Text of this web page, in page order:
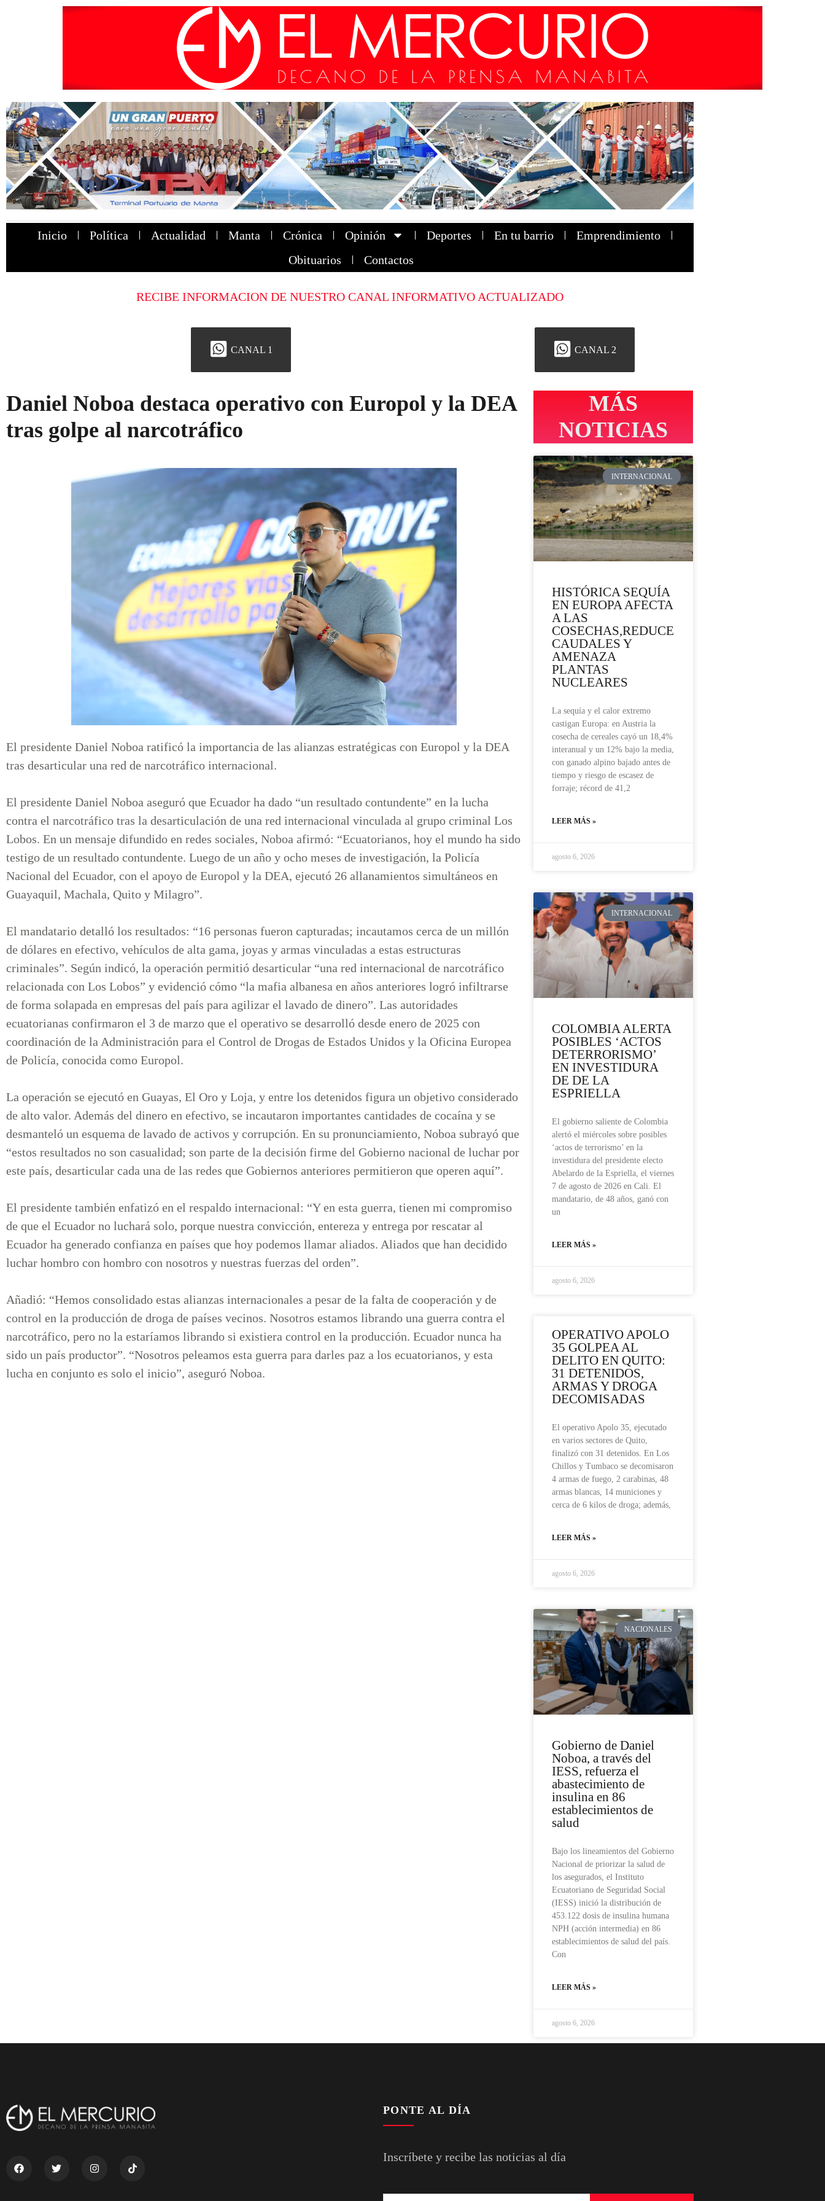
Inicio Política Actualidad Manta Crónica Opinión Deportes En tu barrio
Emprendimiento
Obituarios
Contactos
RECIBE INFORMACION DE NUESTRO CANAL INFORMATIVO ACTUALIZADO
CANAL 1 CANAL 2
Daniel Noboa destaca operativo con Europol y la DEA
tras golpe al narcotráfico
El presidente Daniel Noboa ratificó la importancia de las alianzas estratégicas con Europol y la DEA
tras desarticular una red de narcotráfico internacional.
El presidente Daniel Noboa aseguró que Ecuador ha dado “un resultado contundente” en la lucha
contra el narcotráfico tras la desarticulación de una red internacional vinculada al grupo criminal Los
Lobos. En un mensaje difundido en redes sociales, Noboa afirmó: “Ecuatorianos, hoy el mundo ha sido
testigo de un resultado contundente. Luego de un año y ocho meses de investigación, la Policía
Nacional del Ecuador, con el apoyo de Europol y la DEA, ejecutó 26 allanamientos simultáneos en
Guayaquil, Machala, Quito y Milagro”.
El mandatario detalló los resultados: “16 personas fueron capturadas; incautamos cerca de un millón
de dólares en efectivo, vehículos de alta gama, joyas y armas vinculadas a estas estructuras
criminales”. Según indicó, la operación permitió desarticular “una red internacional de narcotráfico
relacionada con Los Lobos” y evidenció cómo “la mafia albanesa en años anteriores logró infiltrarse
de forma solapada en empresas del país para agilizar el lavado de dinero”. Las autoridades
ecuatorianas confirmaron el 3 de marzo que el operativo se desarrolló desde enero de 2025 con
coordinación de la Administración para el Control de Drogas de Estados Unidos y la Oficina Europea
de Policía, conocida como Europol.
La operación se ejecutó en Guayas, El Oro y Loja, y entre los detenidos figura un objetivo considerado
de alto valor. Además del dinero en efectivo, se incautaron importantes cantidades de cocaína y se
desmanteló un esquema de lavado de activos y corrupción. En su pronunciamiento, Noboa subrayó que
“estos resultados no son casualidad; son parte de la decisión firme del Gobierno nacional de luchar por
este país, desarticular cada una de las redes que Gobiernos anteriores permitieron que operen aquí”.
El presidente también enfatizó en el respaldo internacional: “Y en esta guerra, tienen mi compromiso
de que el Ecuador no luchará solo, porque nuestra convicción, entereza y entrega por rescatar al
Ecuador ha generado confianza en países que hoy podemos llamar aliados. Aliados que han decidido
luchar hombro con hombro con nosotros y nuestras fuerzas del orden”.
Añadió: “Hemos consolidado estas alianzas internacionales a pesar de la falta de cooperación y de
control en la producción de droga de países vecinos. Nosotros estamos librando una guerra contra el
narcotráfico, pero no la estaríamos librando si existiera control en la producción. Ecuador nunca ha
sido un país productor”. “Nosotros peleamos esta guerra para darles paz a los ecuatorianos, y esta
lucha en conjunto es solo el inicio”, aseguró Noboa.
MÁS
NOTICIAS
INTERNACIONAL
HISTÓRICA SEQUÍA
EN EUROPA AFECTA
A LAS
COSECHAS,REDUCE
CAUDALES Y
AMENAZA
PLANTAS
NUCLEARES
La sequía y el calor extremo
castigan Europa: en Austria la
cosecha de cereales cayó un 18,4%
interanual y un 12% bajo la media,
con ganado alpino bajado antes de
tiempo y riesgo de escasez de
forraje; récord de 41,2
LEER MÁS »
agosto 6, 2026
INTERNACIONAL
COLOMBIA ALERTA
POSIBLES ‘ACTOS
DETERRORISMO’
EN INVESTIDURA
DE DE LA
ESPRIELLA
El gobierno saliente de Colombia
alertó el miércoles sobre posibles
‘actos de terrorismo’ en la
investidura del presidente electo
Abelardo de la Espriella, el viernes
7 de agosto de 2026 en Cali. El
mandatario, de 48 años, ganó con
un
LEER MÁS »
agosto 6, 2026
OPERATIVO APOLO
35 GOLPEA AL
DELITO EN QUITO:
31 DETENIDOS,
ARMAS Y DROGA
DECOMISADAS
El operativo Apolo 35, ejecutado
en varios sectores de Quito,
finalizó con 31 detenidos. En Los
Chillos y Tumbaco se decomisaron
4 armas de fuego, 2 carabinas, 48
armas blancas, 14 municiones y
cerca de 6 kilos de droga; además,
LEER MÁS »
agosto 6, 2026
NACIONALES
Gobierno de Daniel
Noboa, a través del
IESS, refuerza el
abastecimiento de
insulina en 86
establecimientos de
salud
Bajo los lineamientos del Gobierno
Nacional de priorizar la salud de
los asegurados, el Instituto
Ecuatoriano de Seguridad Social
(IESS) inició la distribución de
453.122 dosis de insulina humana
NPH (acción intermedia) en 86
establecimientos de salud del país.
Con
LEER MÁS »
agosto 6, 2026
PONTE AL DÍA
Inscríbete y recibe las noticias al día